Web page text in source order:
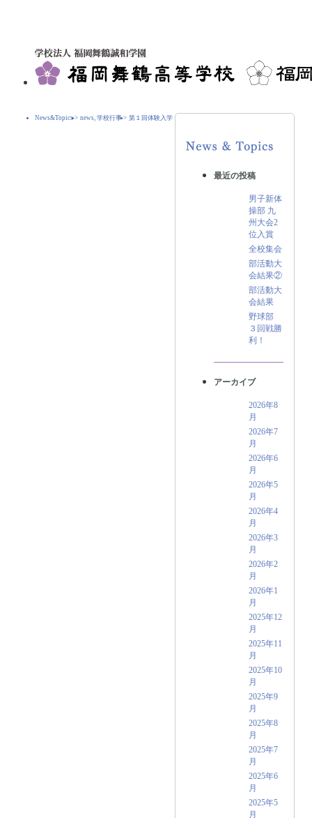
News&Topics> news, 学校行事> 第１回体験入学
最近の投稿
男子新体
操部 九
州大会2
位入賞
全校集会
部活動大
会結果②
部活動大
会結果
野球部
３回戦勝
利！
アーカイブ
2026年8
月
2026年7
月
2026年6
月
2026年5
月
2026年4
月
2026年3
月
2026年2
月
2026年1
月
2025年12
月
2025年11
月
2025年10
月
2025年9
月
2025年8
月
2025年7
月
2025年6
月
2025年5
月